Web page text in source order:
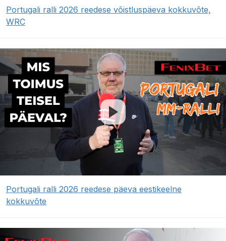
Portugali ralli 2026 reedese võistluspäeva kokkuvõte,
WRC
Portugali ralli 2026 reedese päeva eestikeelne
kokkuvõte